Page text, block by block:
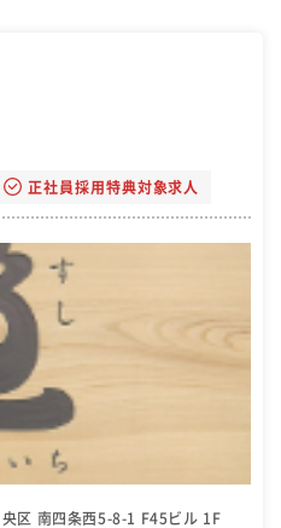
正社員採用特典対象求人
区 南四条西5-8-1 F45ビル 1F